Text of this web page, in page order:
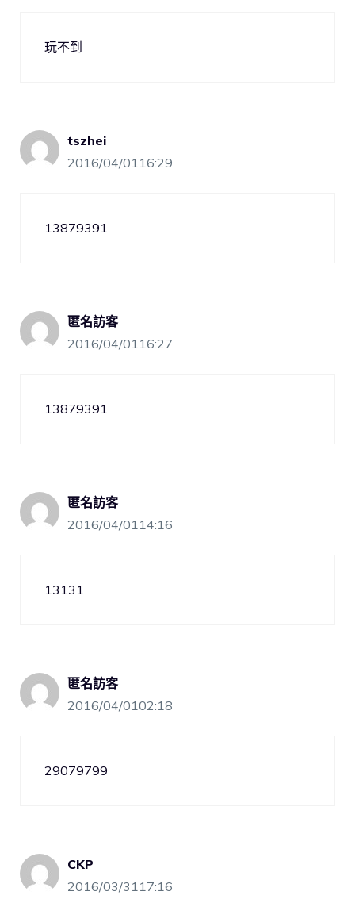
玩不到
tszhei
2016/04/0116:29
13879391
匿名訪客
2016/04/0116:27
13879391
匿名訪客
2016/04/0114:16
13131
匿名訪客
2016/04/0102:18
29079799
CKP
2016/03/3117:16